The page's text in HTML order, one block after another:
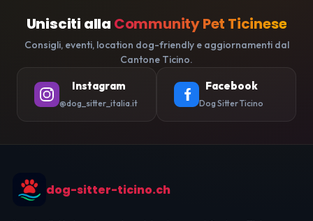
Unisciti alla Community Pet Ticinese
Consigli, eventi, location dog-friendly e aggiornamenti dal
Cantone Ticino.
Instagram
@dog_sitter_italia.it
Facebook
Dog Sitter Ticino
dog-sitter-ticino.ch